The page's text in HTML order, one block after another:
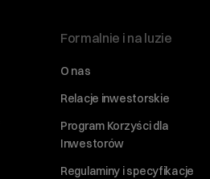
Formalnie i na luzie
O nas
Relacje inwestorskie
Program Korzyści dla
Inwestorów
Regulaminy i specyfikacje